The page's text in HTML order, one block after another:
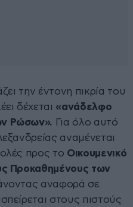
την έντονη πικρία του
δέχεται «ανάδελφο
Ρώσων». Για όλο αυτό
αναμένεται
προς το Οικουμενικό
Προκαθημένους των
αναφορά σε
στους πιστούς